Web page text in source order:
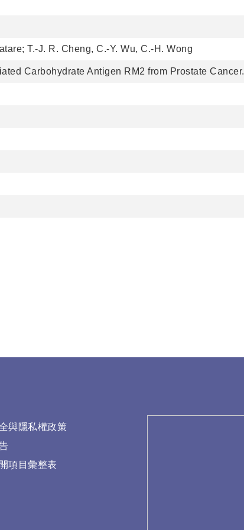
T.-J. R. Cheng, C.-Y. Wu, C.-H. Wong
Carbohydrate Antigen RM2 from Prostate Cancer.
與隱私權政策
項目彙整表